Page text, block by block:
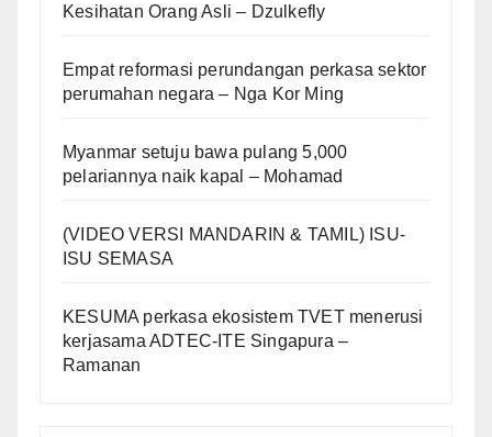
Kesihatan Orang Asli – Dzulkefly
Empat reformasi perundangan perkasa sektor
perumahan negara – Nga Kor Ming
Myanmar setuju bawa pulang 5,000
pelariannya naik kapal – Mohamad
(VIDEO VERSI MANDARIN & TAMIL) ISU-
ISU SEMASA
KESUMA perkasa ekosistem TVET menerusi
kerjasama ADTEC-ITE Singapura –
Ramanan